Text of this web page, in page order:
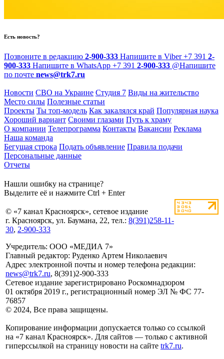
Есть новость?
Позвоните в редакцию 2-900-333 Напишите в Viber +7 391 2-
900-333 Напишите в WhatsApp +7 391 2-900-333 @Напишите
по почте news@trk7.ru
Новости СВО на Украине Студия 7 Виды на жительство
Место силы Полезные статьи
Проекты Ты топ-модель Как закалялся край Популярная наука
Хороший вариант Своими глазами Путь к храму
О компании Телепрограмма Контакты Вакансии Реклама
Наша команда
Бегущая строка Подать объявление Правила подачи
Персональные данные
Отчеты
Нашли ошибку на странице?
Выделите её и нажмите Ctrl + Enter
© «7 канал Красноярск», сетевое издание
г. Красноярск, ул. Баумана, 22, тел.: 8(391)258-11-
30, 2-900-333
Учредитель: ООО «МЕДИА 7»
Главный редактор: Руденко Артем Николаевич
Адрес электронной почты и номер телефона редакции:
news@trk7.ru, 8(391)2-900-333
Сетевое издание зарегистрировано Роскомнадзором
01 октября 2019 г., регистрационный номер ЭЛ № ФС 77-
76857
© 2024, Все права защищены.
Копирование информации допускается только со ссылкой
на «7 канал Красноярск». Для сайтов — только с активной
гиперссылкой на страницу новости на сайте trk7.ru.